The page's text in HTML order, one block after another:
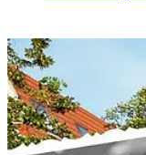
Link zu LinkedIn